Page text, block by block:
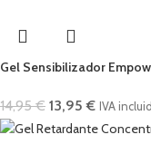
Gel Sensibilizador
14,95€ 13,95€ IVA